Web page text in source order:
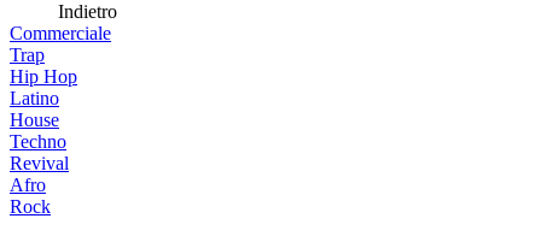
Indietro
Commerciale
Trap
Hip Hop
Latino
House
Techno
Revival
Afro
Rock